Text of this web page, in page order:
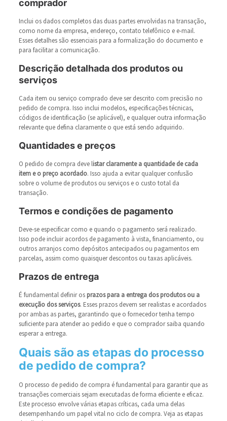
comprador
Inclui os dados completos das duas partes envolvidas na transação,
como nome da empresa, endereço, contato telefônico e e-mail.
Esses detalhes são essenciais para a formalização do documento e
para facilitar a comunicação.
Descrição detalhada dos produtos ou
serviços
Cada item ou serviço comprado deve ser descrito com precisão no
pedido de compra. Isso inclui modelos, especificações técnicas,
códigos de identificação (se aplicável), e qualquer outra informação
relevante que defina claramente o que está sendo adquirido.
Quantidades e preços
O pedido de compra deve listar claramente a quantidade de cada
item e o preço acordado. Isso ajuda a evitar qualquer confusão
sobre o volume de produtos ou serviços e o custo total da
transação.
Termos e condições de pagamento
Deve-se especificar como e quando o pagamento será realizado.
Isso pode incluir acordos de pagamento à vista, financiamento, ou
outros arranjos como depósitos antecipados ou pagamentos em
parcelas, assim como quaisquer descontos ou taxas aplicáveis.
Prazos de entrega
É fundamental definir os prazos para a entrega dos produtos ou a
execução dos serviços. Esses prazos devem ser realistas e acordados
por ambas as partes, garantindo que o fornecedor tenha tempo
suficiente para atender ao pedido e que o comprador saiba quando
esperar a entrega.
Quais são as etapas do processo
de pedido de compra?
O processo de pedido de compra é fundamental para garantir que as
transações comerciais sejam executadas de forma eficiente e eficaz.
Este processo envolve várias etapas críticas, cada uma delas
desempenhando um papel vital no ciclo de compra. Veja as etapas